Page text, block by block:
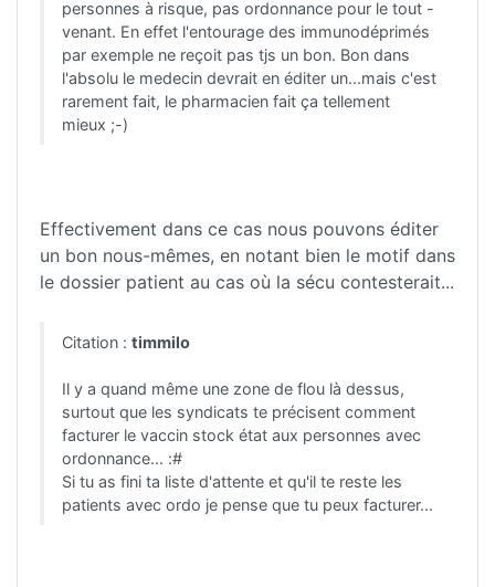
personnes à risque, pas ordonnance pour le tout -
venant. En effet l'entourage des immunodéprimés
par exemple ne reçoit pas tjs un bon. Bon dans
l'absolu le medecin devrait en éditer un...mais c'est
rarement fait, le pharmacien fait ça tellement
mieux ;-)
Effectivement dans ce cas nous pouvons éditer
un bon nous-mêmes, en notant bien le motif dans
le dossier patient au cas où la sécu contesterait...
Citation : timmilo
Il y a quand même une zone de flou là dessus,
surtout que les syndicats te précisent comment
facturer le vaccin stock état aux personnes avec
ordonnance... :#
Si tu as fini ta liste d'attente et qu'il te reste les
patients avec ordo je pense que tu peux facturer...